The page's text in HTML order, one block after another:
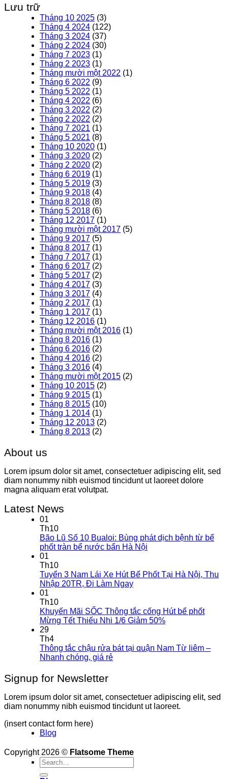
Lưu trữ
Tháng 10 2025 (3)
Tháng 4 2024 (122)
Tháng 3 2024 (37)
Tháng 2 2024 (30)
Tháng 7 2023 (1)
Tháng 2 2023 (1)
Tháng mười một 2022 (1)
Tháng 6 2022 (9)
Tháng 5 2022 (1)
Tháng 4 2022 (6)
Tháng 3 2022 (2)
Tháng 2 2022 (2)
Tháng 7 2021 (1)
Tháng 5 2021 (8)
Tháng 10 2020 (1)
Tháng 3 2020 (2)
Tháng 2 2020 (2)
Tháng 6 2019 (1)
Tháng 5 2019 (3)
Tháng 9 2018 (4)
Tháng 8 2018 (8)
Tháng 5 2018 (6)
Tháng 12 2017 (1)
Tháng mười một 2017 (5)
Tháng 9 2017 (5)
Tháng 8 2017 (1)
Tháng 7 2017 (1)
Tháng 6 2017 (2)
Tháng 5 2017 (2)
Tháng 4 2017 (3)
Tháng 3 2017 (4)
Tháng 2 2017 (1)
Tháng 1 2017 (1)
Tháng 12 2016 (1)
Tháng mười một 2016 (1)
Tháng 8 2016 (1)
Tháng 6 2016 (2)
Tháng 4 2016 (2)
Tháng 3 2016 (4)
Tháng mười một 2015 (2)
Tháng 10 2015 (2)
Tháng 9 2015 (1)
Tháng 8 2015 (10)
Tháng 1 2014 (1)
Tháng 12 2013 (2)
Tháng 8 2013 (2)
About us
Lorem ipsum dolor sit amet, consectetuer adipiscing elit, sed
diam nonummy nibh euismod tincidunt ut laoreet dolore
magna aliquam erat volutpat.
Latest News
01
Th10
Bão Lũ Số 10 Bualoi: Bùng phát dịch bệnh từ bể
phốt tràn bể nước bẩn Hà Nội
01
Th10
Tuyển 3 Nam Lái Xe Hút Bể Phốt Tại Hà Nội, Thu
Nhập 20TR, Đi Làm Ngay
01
Th10
Khuyến Mãi SỐC Thông tắc cống Hút bể phốt
Mừng Tết Thiếu Nhi 1/6 Giảm 50%
29
Th4
Thông tắc chậu rửa bát tại quận Nam Từ liêm –
Nhanh chóng, giá rẻ
Signup for Newsletter
Lorem ipsum dolor sit amet, consectetuer adipiscing elit, sed
diam nonummy nibh euismod tincidunt ut laoreet.
(insert contact form here)
Blog
Copyright 2026 © Flatsome Theme